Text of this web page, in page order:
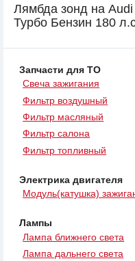
Лямбда зонд на
Турбо Бензин 180
Запчасти для ТО
Свеча зажигания
Фильтр воздушный
Фильтр масляный
Фильтр салона
Фильтр топливный
Электрика двигателя
Модуль(катушка)
Лампы
Лампа ближнего света
Лампа дальнего света